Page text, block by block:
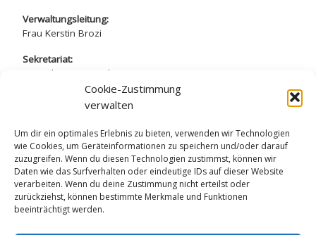
Cookie-Zustimmung
verwalten
Um dir ein optimales Erlebnis zu bieten, verwenden wir Technologien
wie Cookies, um Geräteinformationen zu speichern und/oder darauf
zuzugreifen. Wenn du diesen Technologien zustimmst, können wir
Daten wie das Surfverhalten oder eindeutige IDs auf dieser Website
verarbeiten. Wenn du deine Zustimmung nicht erteilst oder
zurückziehst, können bestimmte Merkmale und Funktionen
beeinträchtigt werden.
Verwaltungsleitung:
Frau Kerstin Brozi
Sekretariat:
Frau Christina Marchewicz
Frau Nadine Simros
sekretariat@arndt-gymnasium.de
Datenschutzerklärung
Impressum